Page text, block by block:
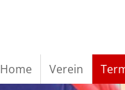
Home Verein